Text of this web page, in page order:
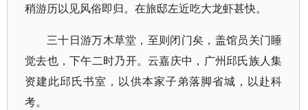
稍游历以见风俗即归。在旅邸左近吃大龙虾甚快。
三十日游万木草堂，至则闭门矣，盖馆员关门睡
觉去也，下午二时乃开。云嘉庆中，广州邱氏族人集
资建此邱氏书室，以供本家子弟落脚省城，以赴科
考。